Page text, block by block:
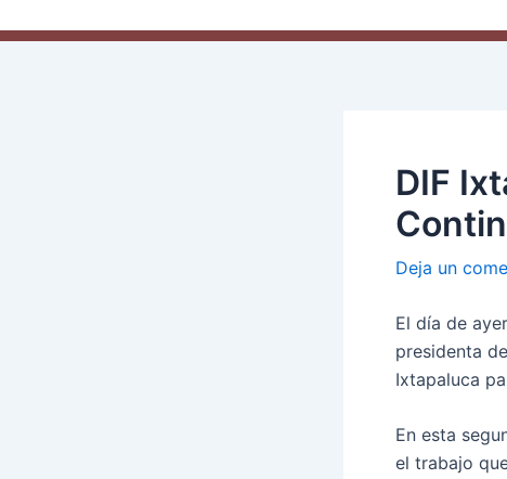
DIF
Deja un
El día de
presidenta
Ixtapaluca
En esta
el trabajo